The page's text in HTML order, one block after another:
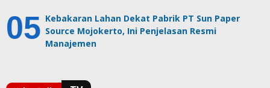
Kebakaran Lahan Dekat Pabrik PT Sun Paper
Source Mojokerto, Ini Penjelasan Resmi
Manajemen